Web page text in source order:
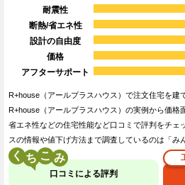
耐震性
断熱/省エネ性
設計の自由度
価格
アフターサポート
R+house（アールプラスハウス）で注文住宅を建
R+house（アールプラスハウス）の実例から価格
省エネ性などの住宅性能など口コミで評判をチェ
スの情報や値下げ方法まで調査しているのは「み
く こ
口コミによる評判